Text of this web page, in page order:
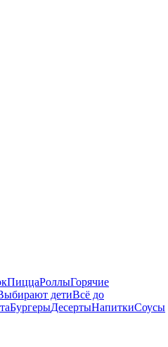
ПиццаРоллыГорячие
детиВсё до
БургерыДесертыНапиткиСоусы